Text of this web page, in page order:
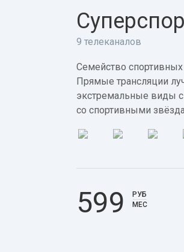
9 телеканалов
Семейство
Прямые трансляции
экстремальные виды
со спортивными
599
РУБ
МЕС